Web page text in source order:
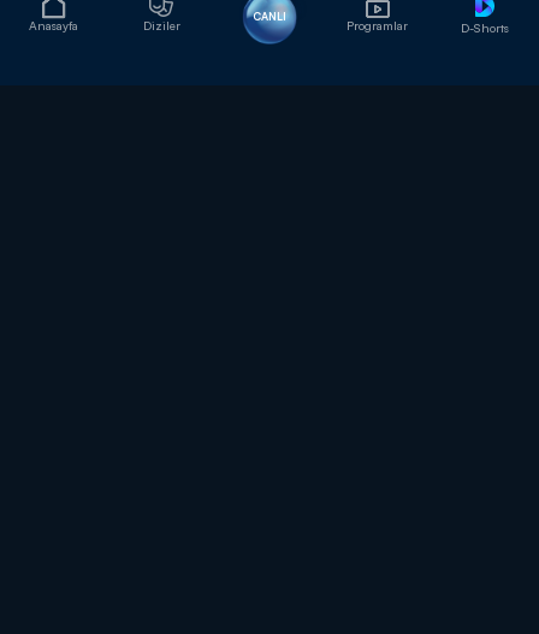
Anasayfa Diziler
CANLI
Programlar D-Shorts